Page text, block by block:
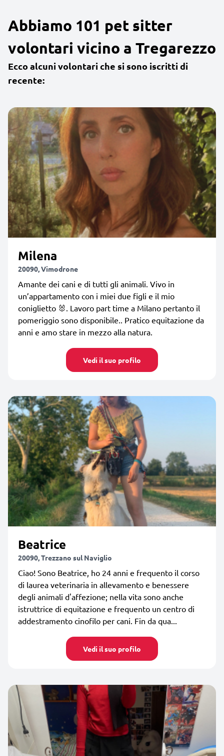
Abbiamo 101 pet sitter
volontari vicino a Tregarezzo
Ecco alcuni volontari che si sono iscritti di
recente:
Milena
20090, Vimodrone
Amante dei cani e di tutti gli animali. Vivo in
un’appartamento con i miei due figli e il mio
coniglietto 🐰. Lavoro part time a Milano pertanto il
pomeriggio sono disponibile.. Pratico equitazione da
anni e amo stare in mezzo alla natura.
Vedi il suo profilo
Beatrice
20090, Trezzano sul Naviglio
Ciao! Sono Beatrice, ho 24 anni e frequento il corso
di laurea veterinaria in allevamento e benessere
degli animali d'affezione; nella vita sono anche
istruttrice di equitazione e frequento un centro di
addestramento cinofilo per cani. Fin da qua...
Vedi il suo profilo